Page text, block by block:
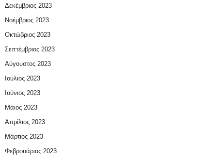
Δεκέμβριος 2023
Νοέμβριος 2023
Οκτώβριος 2023
Σεπτέμβριος 2023
Αύγουστος 2023
Ιούλιος 2023
Ιούνιος 2023
Μάιος 2023
Απρίλιος 2023
Μάρτιος 2023
Φεβρουάριος 2023